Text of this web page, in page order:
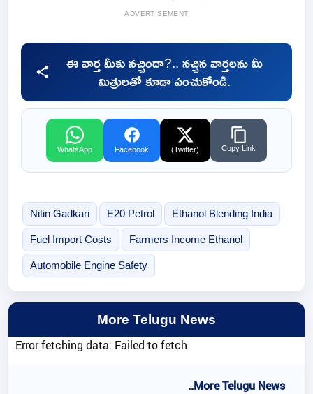
ADVERTISEMENT
ఈ వార్త మీకు నచ్చిందా?.. నచ్చిన వార్తలను మీ
మిత్రులతో కూడా పంచుకోండి.
WhatsApp Facebook (Twitter) Copy Link
Nitin Gadkari E20 Petrol Ethanol Blending India
Fuel Import Costs Farmers Income Ethanol
Automobile Engine Safety
More Telugu News
Error fetching data: Failed to fetch
..More Telugu News